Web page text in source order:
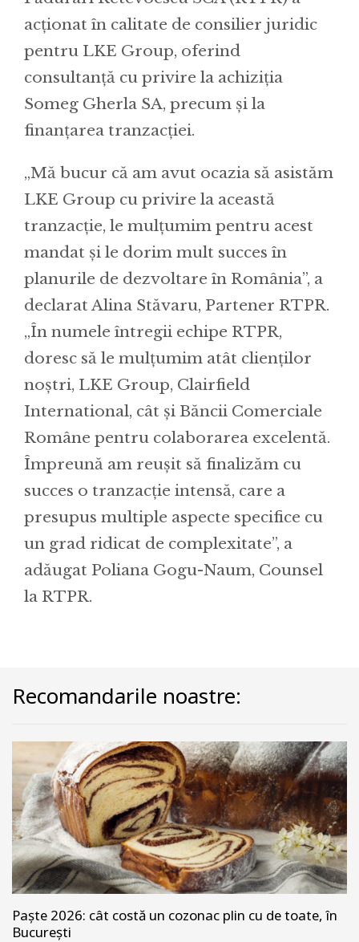
acționat în calitate de consilier juridic
pentru LKE Group, oferind
consultanță cu privire la achiziția
Someg Gherla SA, precum și la
finanțarea tranzacției.
„Mă bucur că am avut ocazia să asistăm
LKE Group cu privire la această
tranzacție, le mulțumim pentru acest
mandat și le dorim mult succes în
planurile de dezvoltare în România”, a
declarat Alina Stăvaru, Partener RTPR.
„În numele întregii echipe RTPR,
doresc să le mulțumim atât clienților
noștri, LKE Group, Clairfield
International, cât și Băncii Comerciale
Române pentru colaborarea excelentă.
Împreună am reușit să finalizăm cu
succes o tranzacție intensă, care a
presupus multiple aspecte specifice cu
un grad ridicat de complexitate”, a
adăugat Poliana Gogu-Naum, Counsel
la RTPR.
Recomandarile noastre:
Paște 2026: cât costă un cozonac plin cu de toate, în
București